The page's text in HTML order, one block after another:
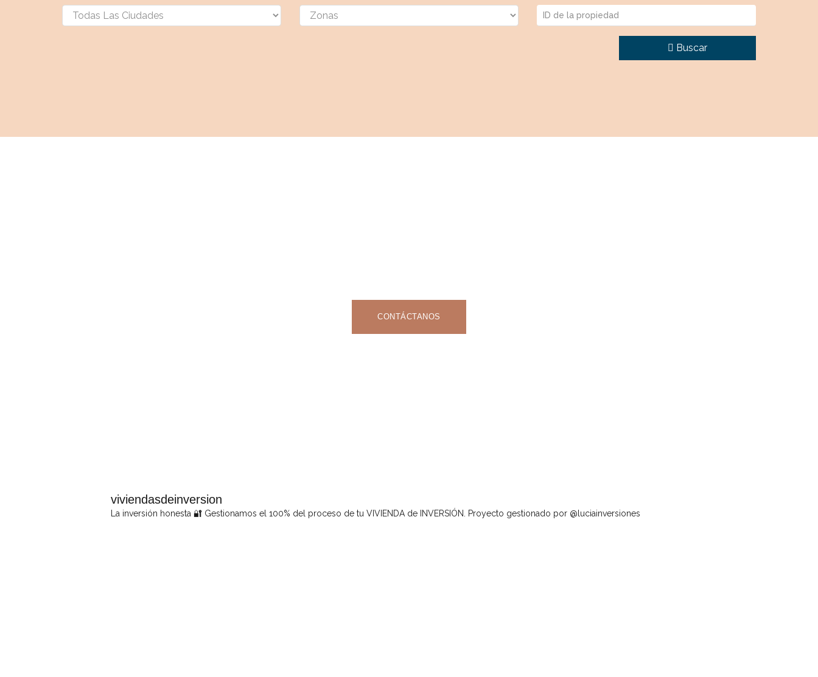
Buscar
CONTÁCTANOS
viviendasdeinversion
La inversión honesta 🔐 Gestionamos el 100% del proceso de tu VIVIENDA de INVERSIÓN. Proyecto gestionado por @luciainversiones